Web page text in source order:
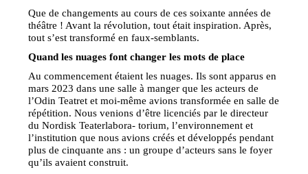
Que de changements au cours de ces soixante années de
théâtre ! Avant la révolution, tout était inspiration. Après,
tout s’est transformé en faux-semblants.
Quand les nuages font changer les mots de place
Au commencement étaient les nuages. Ils sont apparus en
mars 2023 dans une salle à manger que les acteurs de
l’Odin Teatret et moi-même avions transformée en salle de
répétition. Nous venions d’être licenciés par le directeur
du Nordisk Teaterlabora- torium, l’environnement et
l’institution que nous avions créés et développés pendant
plus de cinquante ans : un groupe d’acteurs sans le foyer
qu’ils avaient construit.